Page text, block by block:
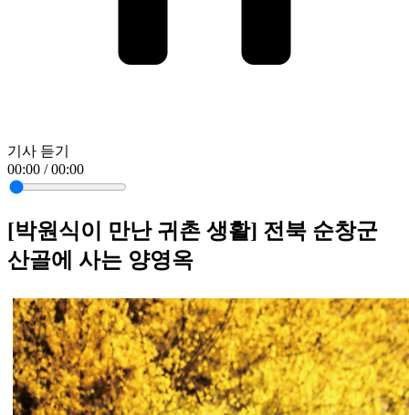
기사 듣기
00:00 / 00:00
[박원식이 만난 귀촌 생활] 전북 순창군
산골에 사는 양영옥